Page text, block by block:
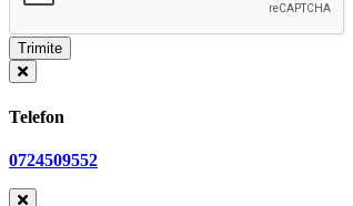
Telefon
0724509552